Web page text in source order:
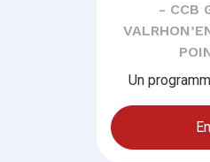
- CCB
Un